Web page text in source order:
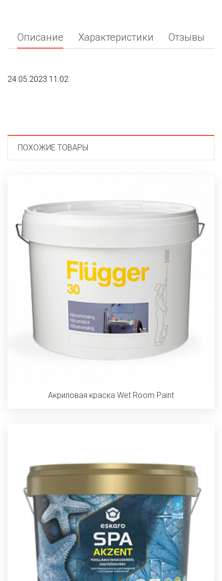
Описание Характеристики Отзывы
24.05.2023 11:02
ПОХОЖИЕ ТОВАРЫ
Акриловая краска Wet Room Paint